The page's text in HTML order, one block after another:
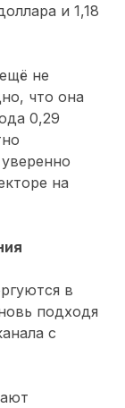
и 1,18
не
что она
0,29
на
в
подходя
с